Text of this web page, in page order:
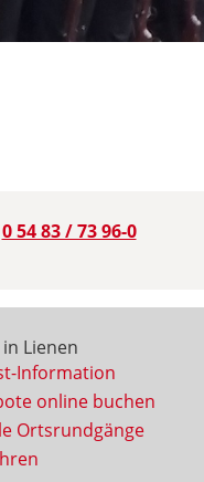
0 54 83 / 73 96-0
Lienen
Information
online buchen
Ortsrundgänge